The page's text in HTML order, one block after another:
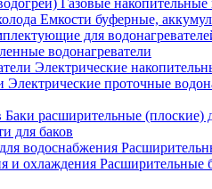
Газовые накопительные
Емкости буферные,
для
водонагреватели
Электрические
Электрические проточные
Баки расширительные (плоские)
для баков
Расширительные